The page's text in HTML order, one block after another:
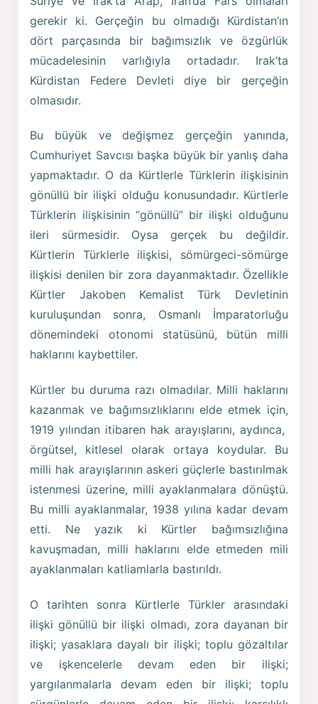
gerekir ki. Gerçeğin bu olmadığı Kürdistan’ın
dört parçasında bir bağımsızlık ve özgürlük
mücadelesinin varlığıyla ortadadır. Irak’ta
Kürdistan Federe Devleti diye bir gerçeğin
olmasıdır.
Bu büyük ve değişmez gerçeğin yanında,
Cumhuriyet Savcısı başka büyük bir yanlış daha
yapmaktadır. O da Kürtlerle Türklerin ilişkisinin
gönüllü bir ilişki olduğu konusundadır. Kürtlerle
Türklerin ilişkisinin “gönüllü” bir ilişki olduğunu
ileri sürmesidir. Oysa gerçek bu değildir.
Kürtlerin Türklerle ilişkisi, sömürgeci-sömürge
ilişkisi denilen bir zora dayanmaktadır. Özellikle
Kürtler Jakoben Kemalist Türk Devletinin
kuruluşundan sonra, Osmanlı İmparatorluğu
dönemindeki otonomi statüsünü, bütün milli
haklarını kaybettiler.
Kürtler bu duruma razı olmadılar. Milli haklarını
kazanmak ve bağımsızlıklarını elde etmek için,
1919 yılından itibaren hak arayışlarını, aydınca,
örgütsel, kitlesel olarak ortaya koydular. Bu
milli hak arayışlarının askeri güçlerle bastırılmak
istenmesi üzerine, milli ayaklanmalara dönüştü.
Bu milli ayaklanmalar, 1938 yılına kadar devam
etti. Ne yazık ki Kürtler bağımsızlığına
kavuşmadan, milli haklarını elde etmeden mili
ayaklanmaları katliamlarla bastırıldı.
O tarihten sonra Kürtlerle Türkler arasındaki
ilişki gönüllü bir ilişki olmadı, zora dayanan bir
ilişki; yasaklara dayalı bir ilişki; toplu gözaltılar
ve işkencelerle devam eden bir ilişki;
yargılanmalarla devam eden bir ilişki; toplu